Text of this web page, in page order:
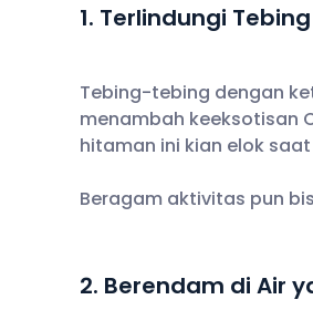
1. Terlindungi Tebing
Tebing-tebing dengan
menambah keeksotisan
hitaman ini kian elok
Beragam aktivitas pun
2. Berendam di Air